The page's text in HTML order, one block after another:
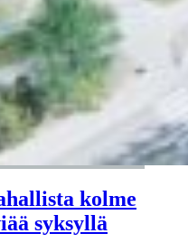
kolme
syksyllä